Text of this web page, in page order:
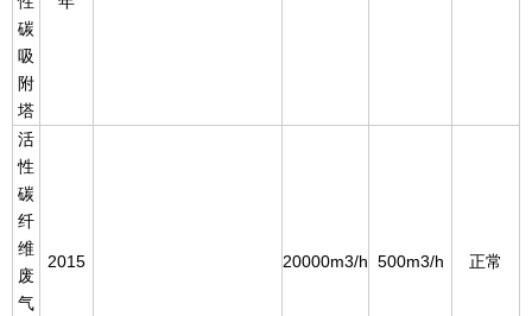
碳
吸
附
塔
活
性
碳
纤
维
废
气
2015 20000m3/h 500m3/h 正常